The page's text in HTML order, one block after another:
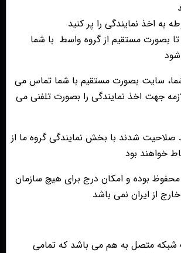
به اخذ نمایندگی را پر کنید
تا بصورت مستقیم از گروه واسط با شما
سایت بصورت مستقیم با شما تماس می
جهت اخذ نمایندگی را بصورت تلفنی می
صلاحیت شدند با بخش نمایندگی گروه ما از
خواهند بود
محفوظ بوده و امکان درج برای هیچ سازمان
از ایران نمی باشد
متصل به هم می باشد که تمامی